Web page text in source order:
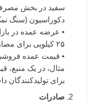
سفید در بخش
دکوراسیون (سنگ
• عرضه عمده در
۲۵ کیلویی برای مصارف صنعتی یا آشپزی.
• قیمت عمده
مثال، در یک
برای تولیدکنندگان
صادرات